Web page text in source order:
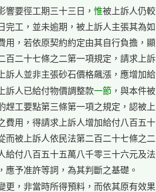
響要徑工期三十三日， 惟被上訴人仍較
完工，並未逾期，被上訴人主張其為如
用，若依原契約約定由其自行負擔，顯
百二十七條之二第一項規定，請求上訴
訴人並非主張砂石價格飆漲，應增加給
訴人已給付物價調整款一節 ，與本件被
趕工要點第三條第一項之規定，認被上
費用，得請求上訴人增加給付八百五十
而被上訴人依民法第二百二十七條之二
給付八百五十五萬八千零三十六元及法
應予准許等詞，為其判斷之基礎。
更，非當時所得預料，而依其原有效果